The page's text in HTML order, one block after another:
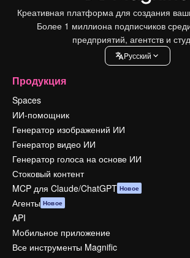
Креативная платформа для создания
Более 1 миллиона подписчиков
предприятий, агентств и
Pусский
Продукция
Spaces
ИИ-помощник
Генератор изображений ИИ
Генератор видео ИИ
Генератор голоса на основе ИИ
Стоковый контент
MCP для Claude/ChatGPT Новое
Агенты Новое
API
Мобильное приложение
Все инструменты Magnific